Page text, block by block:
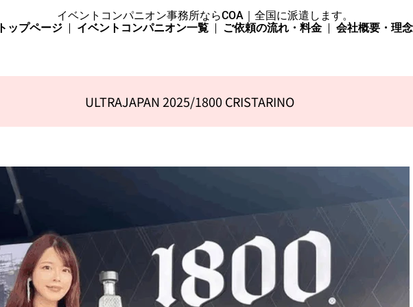
イベントコンパニオン事務所ならCOA｜全国に派遣します。
トップページ
イベントコンパニオン一覧 ご依頼の流れ・料金 会社概要・理念
ULTRAJAPAN 2025/1800 CRISTARINO